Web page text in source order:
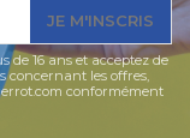
JE M'INSCRIS
de 16 ans et acceptez de
concernant les offres,
conformément